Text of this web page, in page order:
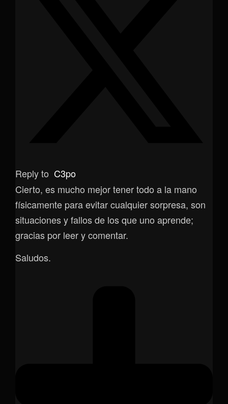
Reply to C3po
Cierto, es mucho mejor tener todo a la mano
físicamente para evitar cualquier sorpresa, son
situaciones y fallos de los que uno aprende;
gracias por leer y comentar.
Saludos.